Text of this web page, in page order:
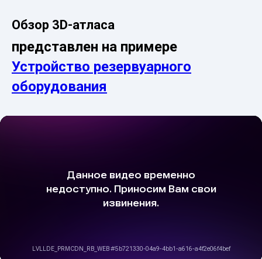
Обзор 3D-атласа
представлен на примере
Устройство резервуарного
оборудования